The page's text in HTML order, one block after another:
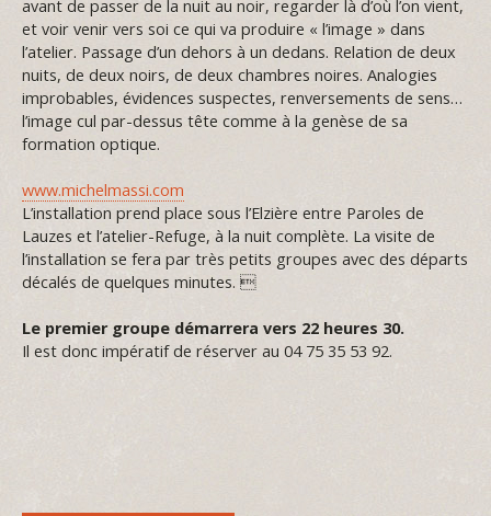
avant de passer de la nuit au noir, regarder là d’où l’on vient,
et voir venir vers soi ce qui va produire « l’image » dans
l’atelier. Passage d’un dehors à un dedans. Relation de deux
nuits, de deux noirs, de deux chambres noires. Analogies
improbables, évidences suspectes, renversements de sens…
l’image cul par-dessus tête comme à la genèse de sa
formation optique.
www.michelmassi.com
L’installation prend place sous l’Elzière entre Paroles de
Lauzes et l’atelier-Refuge, à la nuit complète. La visite de
l’installation se fera par très petits groupes avec des départs
décalés de quelques minutes. 
Le premier groupe démarrera vers 22 heures 30.
Il est donc impératif de réserver au 04 75 35 53 92.